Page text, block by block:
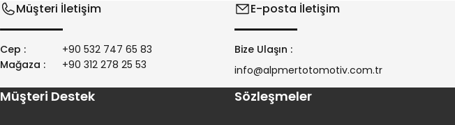
Müşteri İletişim
Cep :
+90 532 747 65 83
Mağaza :
+90 312 278 25 53
E-posta İletişim
Bize Ulaşın :
info@alpmertotomotiv.com.tr
Müşteri Destek Sözleşmeler